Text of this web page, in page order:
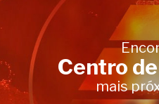
Centro
mais